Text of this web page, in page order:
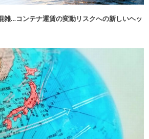
雑…コンテナ運賃の変動リスクへの新しいヘッ